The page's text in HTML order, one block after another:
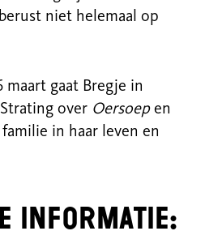
niet helemaal op
maart gaat Bregje in
over Oersoepen
familie in haar leven en
informatie: